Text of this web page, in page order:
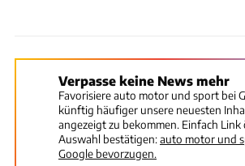
Verpasse keine News mehr
Favorisiere auto motor und sport bei
künftig häufiger unsere neuesten
angezeigt zu bekommen. Einfach
Auswahl bestätigen:auto motor und
Google bevorzugen.